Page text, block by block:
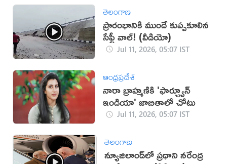
తెలంగాణ
ప్రారంభానికి ముందే కుప్పకూలిన
సేఫ్టీ వాల్! (వీడియో)
Jul 11, 2026, 05:07 IST
ఆంధ్రప్రదేశ్
నారా బ్రాహ్మణికి 'ఫార్చ్యూన్‌
ఇండియా' జాబితాలో చోటు
Jul 11, 2026, 05:07 IST
తెలంగాణ
న్యూజిలాండ్‌లో ప్రధాని నరేంద్ర